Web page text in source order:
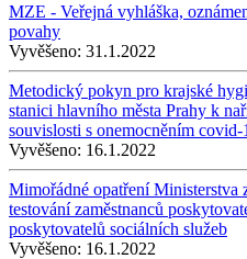
MZE - Veřejná vyhláška,
povahy
Vyvěšeno: 31.1.2022
Metodický pokyn pro krajské
stanici hlavního města Prahy k
souvislosti s onemocněním covid-
Vyvěšeno: 16.1.2022
Mimořádné opatření
testování zaměstnanců
poskytovatelů sociálních služeb
Vyvěšeno: 16.1.2022